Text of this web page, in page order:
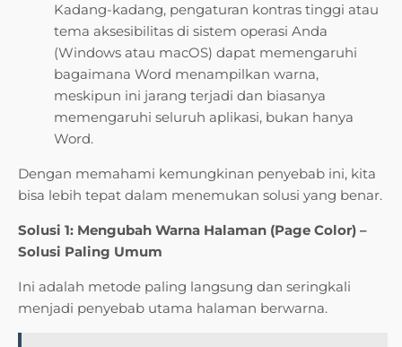
Kadang-kadang, pengaturan kontras tinggi atau
tema aksesibilitas di sistem operasi Anda
(Windows atau macOS) dapat memengaruhi
bagaimana Word menampilkan warna,
meskipun ini jarang terjadi dan biasanya
memengaruhi seluruh aplikasi, bukan hanya
Word.
Dengan memahami kemungkinan penyebab ini, kita
bisa lebih tepat dalam menemukan solusi yang benar.
Solusi 1: Mengubah Warna Halaman (Page Color) –
Solusi Paling Umum
Ini adalah metode paling langsung dan seringkali
menjadi penyebab utama halaman berwarna.